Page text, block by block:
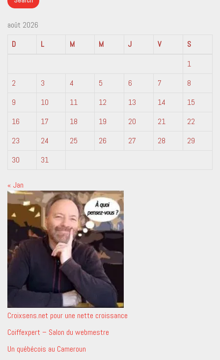
août 2026
D
L M M J V
S
1
2
3 4 5 6 7
8
9
10 11 12 13 14
15
16
17 18 19 20 21
22
23
24 25 26 27 28
29
30
31
« Jan
Croixsens.net pour une nette croissance
Coiffexpert – Salon du webmestre
Un québécois au Cameroun